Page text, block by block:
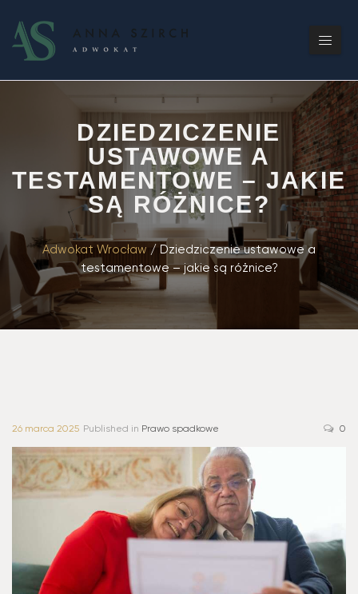
DZIEDZICZENIE
USTAWOWE A
TESTAMENTOWE – JAKIE
SĄ RÓŻNICE?
Adwokat Wrocław / Dziedziczenie ustawowe a
testamentowe – jakie są różnice?
26 marca 2025 Published in Prawo spadkowe 0